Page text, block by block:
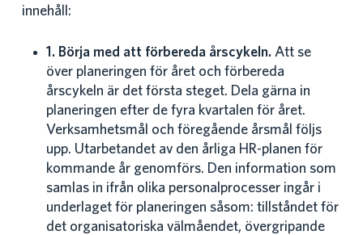
innehåll:
1. Börja med att förbereda årscykeln. Att se
över planeringen för året och förbereda
årscykeln är det första steget. Dela gärna in
planeringen efter de fyra kvartalen för året.
Verksamhetsmål och föregående årsmål följs
upp. Utarbetandet av den årliga HR-planen för
kommande år genomförs. Den information som
samlas in ifrån olika personalprocesser ingår i
underlaget för planeringen såsom: tillståndet för
det organisatoriska välmåendet, övergripande